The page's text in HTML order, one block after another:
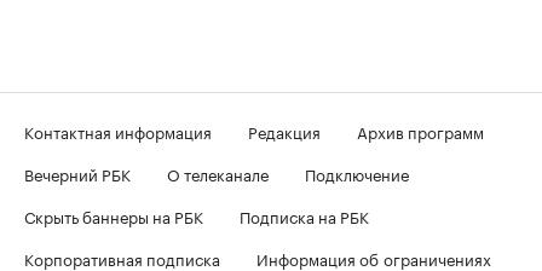
Контактная информация Редакция
Архив программ
Вечерний РБК
О телеканале
Подключение
Скрыть баннеры на РБК
Подписка на РБК
Корпоративная подписка
Информация об ограничениях